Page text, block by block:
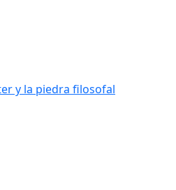
y la piedra filosofal